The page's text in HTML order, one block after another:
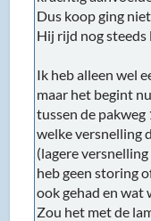
Dus koop ging
Hij rijd nog
Ik heb alleen wel
maar het begint
tussen de
welke versnelling
(lagere
heb geen storing
ook gehad en wat
Zou het met de